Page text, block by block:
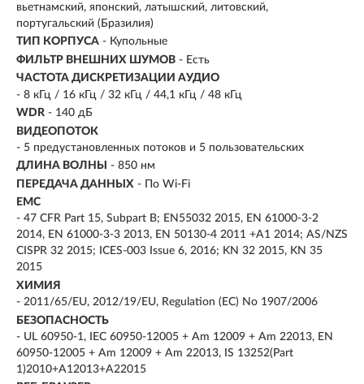
вьетнамский, японский, латышский, литовский,
португальский (Бразилия)
ТИП КОРПУСА - Купольные
ФИЛЬТР ВНЕШНИХ ШУМОВ - Есть
ЧАСТОТА ДИСКРЕТИЗАЦИИ АУДИО
- 8 кГц / 16 кГц / 32 кГц / 44,1 кГц / 48 кГц
WDR - 140 дБ
ВИДЕОПОТОК
- 5 предустановленных потоков и 5 пользовательских
ДЛИНА ВОЛНЫ
- 850 нм
ПЕРЕДАЧА ДАННЫХ - По Wi-Fi
EMC
- 47 CFR Part 15, Subpart B; EN55032 2015, EN 61000-3-2
2014, EN 61000-3-3 2013, EN 50130-4 2011 +A1 2014; AS/NZS
CISPR 32 2015; ICES-003 Issue 6, 2016; KN 32 2015, KN 35
2015
ХИМИЯ
- 2011/65/EU, 2012/19/EU, Regulation (EC) No 1907/2006
БЕЗОПАСНОСТЬ
- UL 60950-1, IEC 60950-12005 + Am 12009 + Am 22013, EN
60950-12005 + Am 12009 + Am 22013, IS 13252(Part
1)2010+A12013+A22015